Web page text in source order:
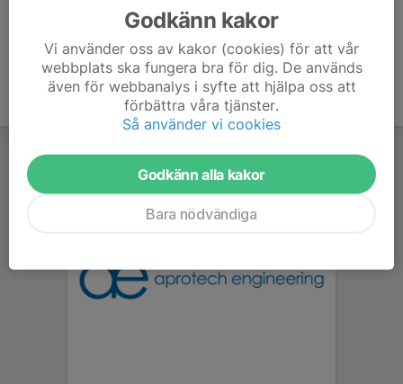
Godkänn kakor
Vi använder oss av kakor (cookies) för att vår
webbplats ska fungera bra för dig. De används
även för webbanalys i syfte att hjälpa oss att
förbättra våra tjänster.
Så använder vi cookies
Godkänn alla kakor
Bara nödvändiga